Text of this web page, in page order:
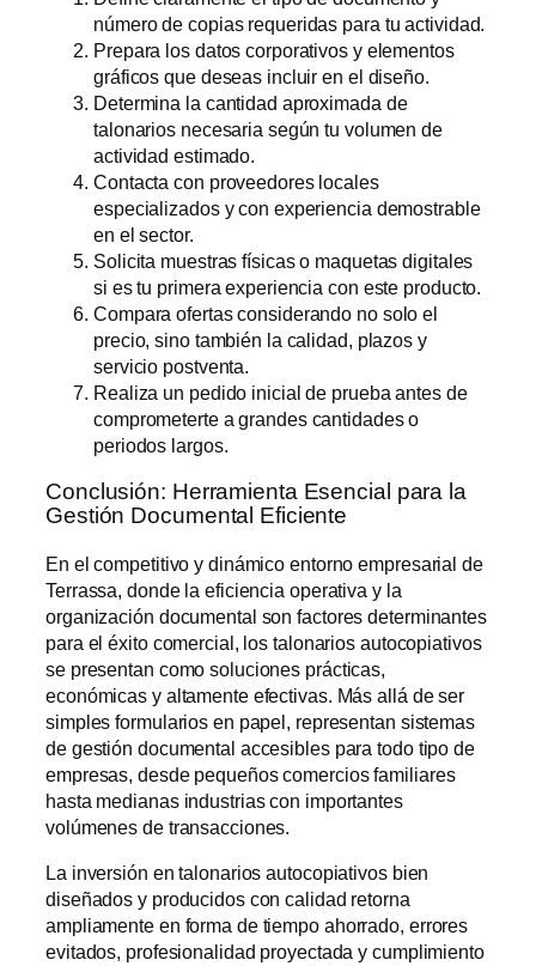
número de copias requeridas para tu actividad.
Prepara los datos corporativos y elementos
gráficos que deseas incluir en el diseño.
Determina la cantidad aproximada de
talonarios necesaria según tu volumen de
actividad estimado.
Contacta con proveedores locales
especializados y con experiencia demostrable
en el sector.
Solicita muestras físicas o maquetas digitales
si es tu primera experiencia con este producto.
Compara ofertas considerando no solo el
precio, sino también la calidad, plazos y
servicio postventa.
Realiza un pedido inicial de prueba antes de
comprometerte a grandes cantidades o
periodos largos.
Conclusión: Herramienta Esencial para la
Gestión Documental Eficiente
En el competitivo y dinámico entorno empresarial de
Terrassa, donde la eficiencia operativa y la
organización documental son factores determinantes
para el éxito comercial, los talonarios autocopiativos
se presentan como soluciones prácticas,
económicas y altamente efectivas. Más allá de ser
simples formularios en papel, representan sistemas
de gestión documental accesibles para todo tipo de
empresas, desde pequeños comercios familiares
hasta medianas industrias con importantes
volúmenes de transacciones.
La inversión en talonarios autocopiativos bien
diseñados y producidos con calidad retorna
ampliamente en forma de tiempo ahorrado, errores
evitados, profesionalidad proyectada y cumplimiento